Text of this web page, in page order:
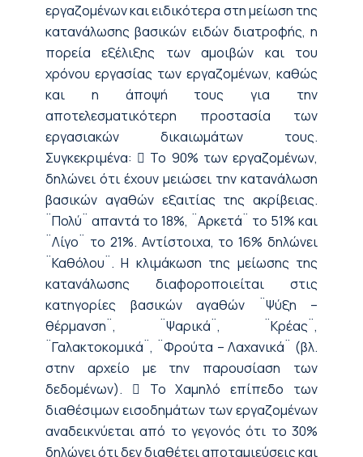
εργαζομένων και ειδικότερα στη μείωση της
κατανάλωσης βασικών ειδών διατροφής, η
πορεία εξέλιξης των αμοιβών και του
χρόνου εργασίας των εργαζομένων, καθώς
και η άποψή τους για την
αποτελεσματικότερη προστασία των
εργασιακών δικαιωμάτων τους.
Συγκεκριμένα:  Το 90% των εργαζομένων,
δηλώνει ότι έχουν μειώσει την κατανάλωση
βασικών αγαθών εξαιτίας της ακρίβειας.
¨Πολύ¨ απαντά το 18%, ¨Αρκετά¨ το 51% και
¨Λίγο¨ το 21%. Αντίστοιχα, το 16% δηλώνει
¨Καθόλου¨. Η κλιμάκωση της μείωσης της
κατανάλωσης διαφοροποιείται στις
κατηγορίες βασικών αγαθών ¨Ψύξη –
θέρμανση¨, ¨Ψαρικά¨, ¨Κρέας¨,
¨Γαλακτοκομικά¨, ¨Φρούτα – Λαχανικά¨ (βλ.
στην αρχείο με την παρουσίαση των
δεδομένων).  Το Χαμηλό επίπεδο των
διαθέσιμων εισοδημάτων των εργαζομένων
αναδεικνύεται από το γεγονός ότι το 30%
δηλώνει ότι δεν διαθέτει αποταμιεύσεις και